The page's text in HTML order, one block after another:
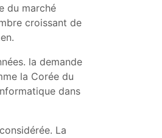
du marché
croissant de
la demande
la Corée du
dans
La